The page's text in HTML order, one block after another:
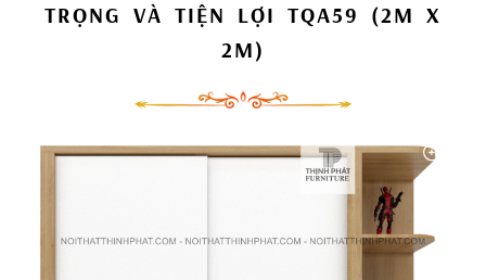
TRỌNG VÀ TIỆN LỢI TQA59 (2M X
2M)